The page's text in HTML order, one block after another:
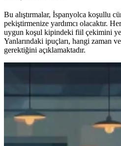
Bu alıştırmalar, İspanyolca koşullu
pekiştirmenize yardımcı olacaktır.
uygun koşul kipindeki fiil çekimini
Yanlarındaki ipuçları, hangi zaman
gerektiğini açıklamaktadır.